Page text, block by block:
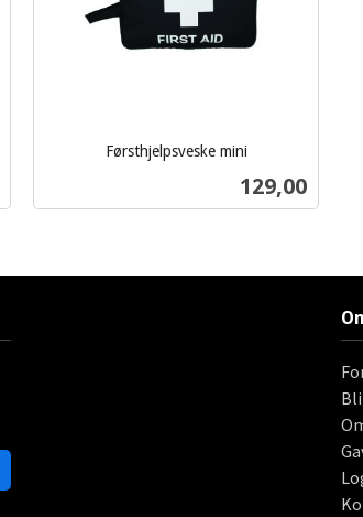
Førsthjelpsveske mini
Pris
129,00